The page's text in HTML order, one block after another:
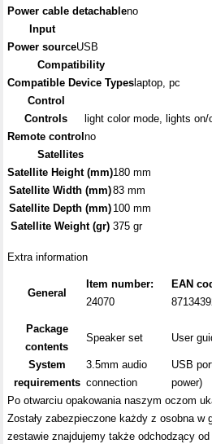
Power cable detachableno
Input
Power sourceUSB
Compatibility
Compatible Device Types laptop, pc
Control
Controls
light color mode, lights
Remote controlno
Satellites
Satellite Height (mm)180 mm
Satellite Width (mm)83 mm
Satellite Depth (mm) 100 mm
Satellite Weight (gr) 375 gr
Extra information
General
Item number:
24070
EAN
Package
contents
Speaker set User
System
requirements
3.5mm audio
connection
USB
power)
Po otwarciu opakowania naszym oczom
Zostały zabezpieczone każdy z osobna w
zestawie znajdujemy także odchodzący